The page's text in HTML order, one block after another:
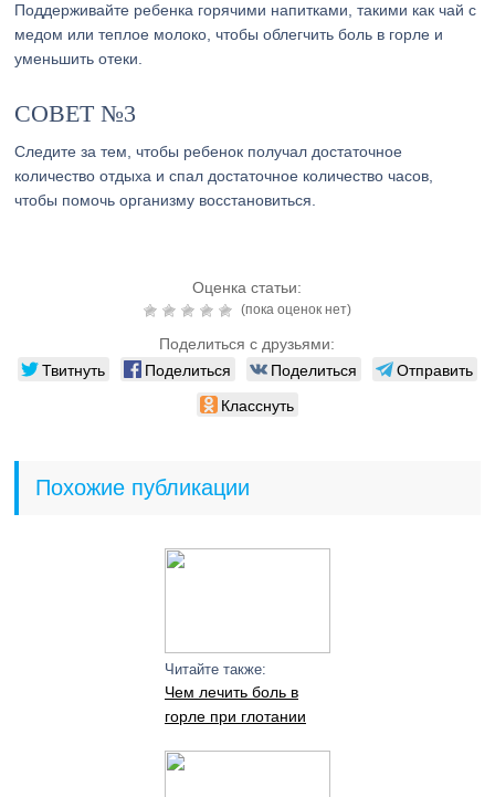
Поддерживайте ребенка горячими напитками, такими как чай с
медом или теплое молоко, чтобы облегчить боль в горле и
уменьшить отеки.
СОВЕТ №3
Следите за тем, чтобы ребенок получал достаточное
количество отдыха и спал достаточное количество часов,
чтобы помочь организму восстановиться.
Оценка статьи:
(пока оценок нет)
Поделиться с друзьями:
Твитнуть Поделиться Поделиться
Отправить
Класснуть
Похожие публикации
Читайте также:
Чем лечить боль в
горле при глотании